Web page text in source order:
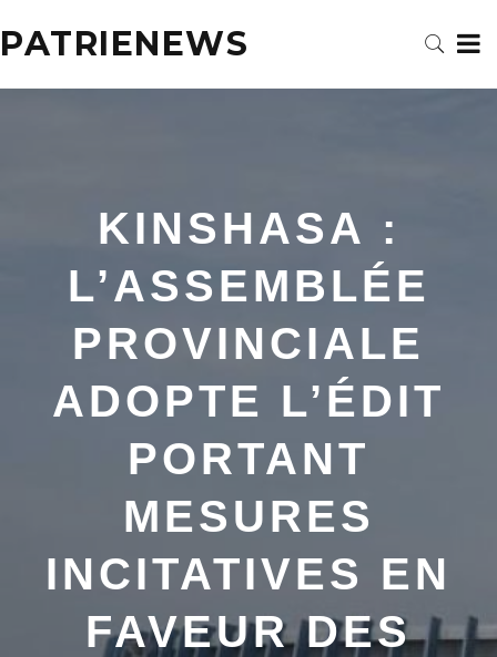
PATRIENEWS
KINSHASA :
L’ASSEMBLÉE
PROVINCIALE
ADOPTE L’ÉDIT
PORTANT
MESURES
INCITATIVES EN
FAVEUR DES